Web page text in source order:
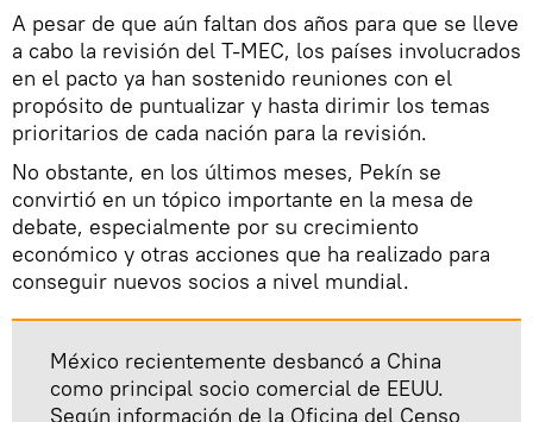
A pesar de que aún faltan dos años para que se lleve
a cabo la revisión del T-MEC, los países involucrados
en el pacto ya han sostenido reuniones con el
propósito de puntualizar y hasta dirimir los temas
prioritarios de cada nación para la revisión.
No obstante, en los últimos meses, Pekín se
convirtió en un tópico importante en la mesa de
debate, especialmente por su crecimiento
económico y otras acciones que ha realizado para
conseguir nuevos socios a nivel mundial.
México recientemente desbancó a China
como principal socio comercial de EEUU.
Según información de la Oficina del Censo